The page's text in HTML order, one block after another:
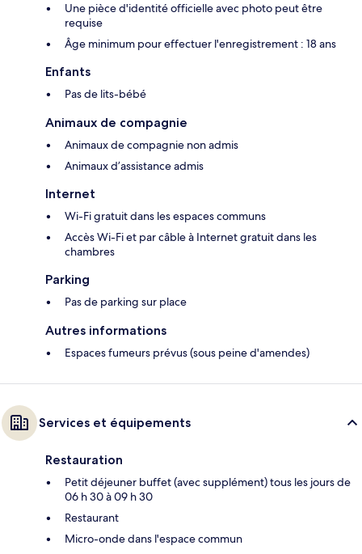
Une pièce d'identité officielle avec photo peut être
requise
Âge minimum pour effectuer l'enregistrement : 18 ans
Enfants
Pas de lits-bébé
Animaux de compagnie
Animaux de compagnie non admis
Animaux d’assistance admis
Internet
Wi-Fi gratuit dans les espaces communs
Accès Wi-Fi et par câble à Internet gratuit dans les
chambres
Parking
Pas de parking sur place
Autres informations
Espaces fumeurs prévus (sous peine d'amendes)
Services et équipements
Restauration
Petit déjeuner buffet (avec supplément) tous les jours de
06 h 30 à 09 h 30
Restaurant
Micro-onde dans l'espace commun